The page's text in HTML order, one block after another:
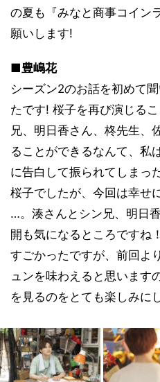
の夏も『みなと商事コイン
願いします!
■豊嶋花
シーズン2のお話を初めて
たです! 桜子を再び演じる
兄、明日香さん、柊先生、
ることができるなんて、私
に告白して振られてしまっ
桜子でしたが、今回は幸せ
…。湊さんとシン兄、明日
開も気になるところですね
すごかったですが、前回よ
ュンを味わえると思います
を見るのをとても楽しみに